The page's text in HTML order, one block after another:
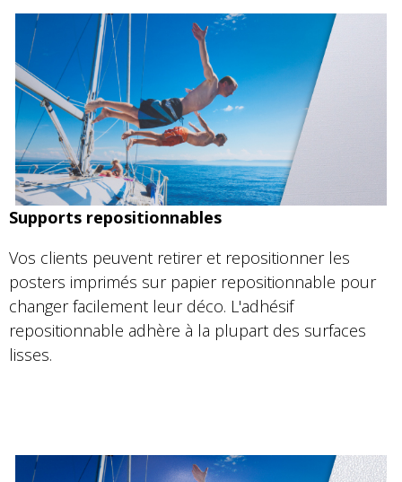
Supports repositionnables
Vos clients peuvent retirer et repositionner les
posters imprimés sur papier repositionnable pour
changer facilement leur déco. L'adhésif
repositionnable adhère à la plupart des surfaces
lisses.